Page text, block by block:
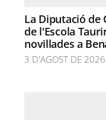
La Diputació
de l'Escola
novillades a
3 D'AGOST DE 2026